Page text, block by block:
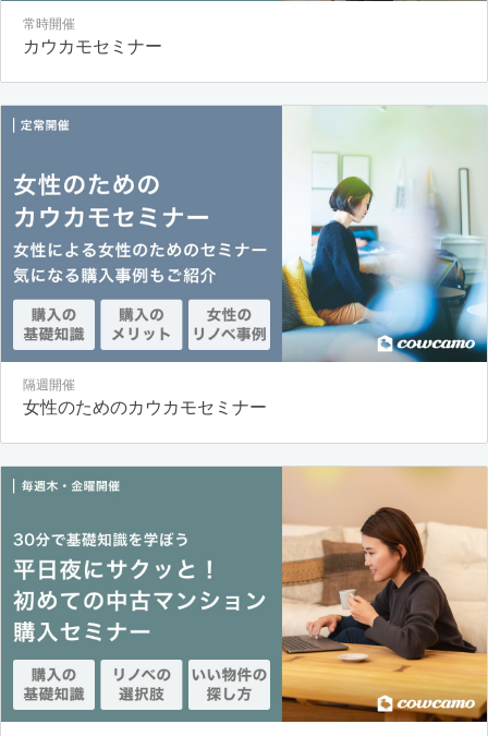
常時開催
カウカモセミナー
隔週開催
女性のためのカウカモセミナー